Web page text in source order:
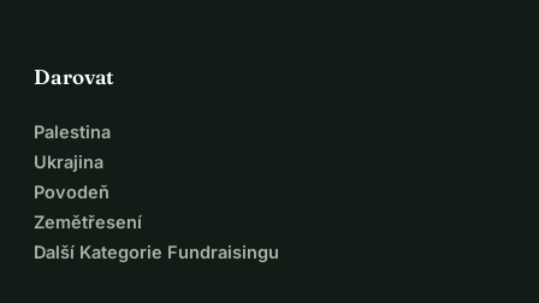
Darovat
Palestina
Ukrajina
Povodeň
Zemětřesení
Další Kategorie Fundraisingu